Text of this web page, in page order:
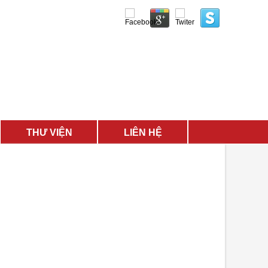
THƯ VIỆN LIÊN HỆ